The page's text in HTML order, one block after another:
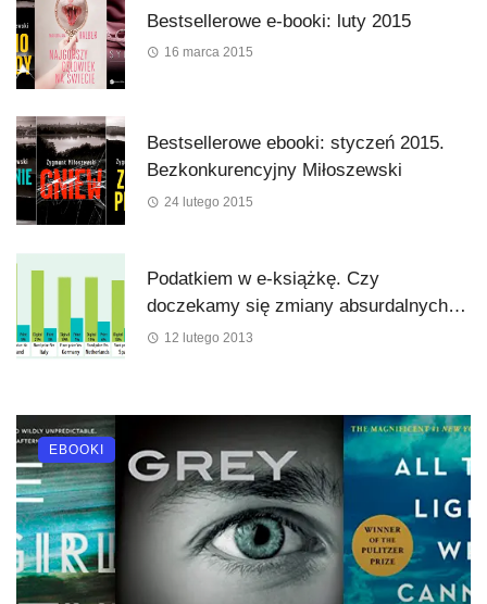
Bestsellerowe e-booki: luty 2015
16 marca 2015
Bestsellerowe ebooki: styczeń 2015.
Bezkonkurencyjny Miłoszewski
24 lutego 2015
Podatkiem w e-książkę. Czy
doczekamy się zmiany absurdalnych
przepisów?
12 lutego 2013
EBOOKI